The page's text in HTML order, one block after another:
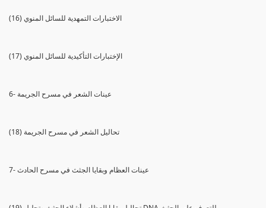
(16) الاختبارات التمهدية للسائل المنوي
(17) الإختبارات التأكيدية للسائل المنوي
6- عينات الشعر في مسرح الجريمة
(18) تحاليل الشعر في مسرح الجريمة
7- عينات العظام وبقايا الجثث في مسرح الحادث